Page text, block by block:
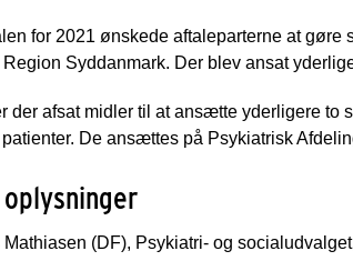
for 2021 ønskede aftaleparterne at
Syddanmark. Der blev ansat
der afsat midler til at ansætte yderligere
De ansættes på Psykiatrisk
Mathiasen (DF), Psykiatri- og